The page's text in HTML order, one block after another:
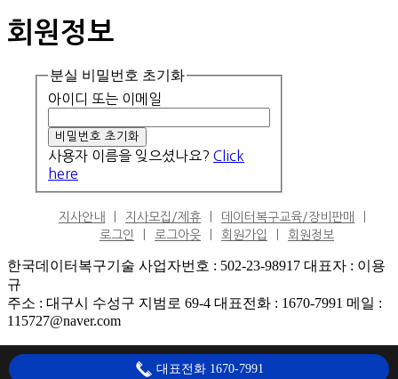
회원정보
분실 비밀번호 초기화
아이디 또는 이메일
사용자 이름을 잊으셨나요? Click
here
지사안내 지사모집/제휴
데이터복구교육/장비판매
로그인
로그아웃 회원가입 회원정보
한국데이터복구기술 사업자번호 : 502-23-98917 대표자 : 이용
규
주소 : 대구시 수성구 지범로 69-4 대표전화 : 1670-7991 메일 :
115727@naver.com
대표전화 1670-7991